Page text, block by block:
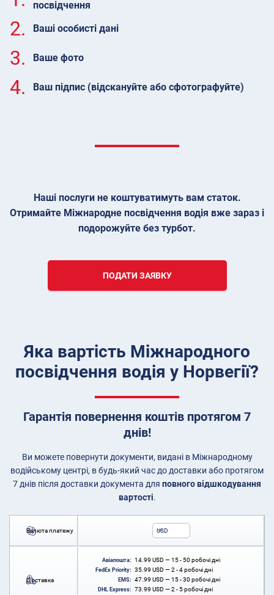
посвідчення
2. Ваші особисті дані
3. Ваше фото
4. Ваш підпис (відскануйте або сфотографуйте)
Наші послуги не коштуватимуть вам статок.
Отримайте Міжнародне посвідчення водія вже зараз і
подорожуйте без турбот.
ПОДАТИ ЗАЯВКУ
Яка вартість Міжнародного
посвідчення водія у Норвегії?
Гарантія повернення коштів протягом 7
днів!
Ви можете повернути документи, видані в Міжнародному
водійському центрі, в будь-який час до доставки або протягом
7 днів після доставки документа для повного відшкодування
вартості.
Валюта платежу USD
Доставка
Авіапошта: 14.99 USD — 15 - 50 робочі дні
FedEx Priority: 35.99 USD — 2 - 4 робочі дні
EMS: 47.99 USD — 15 - 30 робочі дні
DHL Express: 73.99 USD — 2 - 5 робочі дні